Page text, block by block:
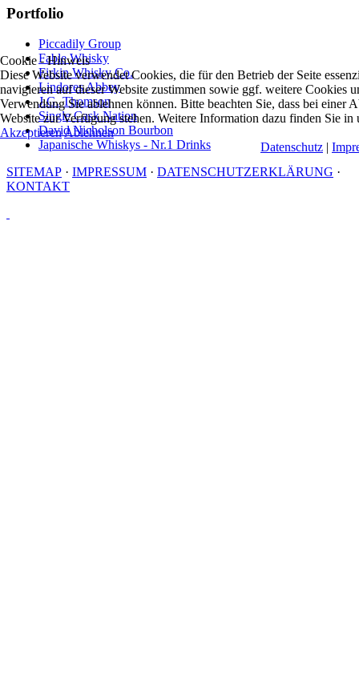
Portfolio
Piccadily Group
Fable Whisky
Firkin Whisky Co.
Lindores Abbey
J.G. Thomson
Single Cask Nation
David Nicholson Bourbon
Japanische Whiskys - Nr.1 Drinks
SITEMAP · IMPRESSUM · DATENSCHUTZERKLÄRUNG ·
KONTAKT
Cookie - Hinweis
Diese Website verwendet Cookies, die für den Betrieb der Seite
navigieren auf dieser Website zustimmen sowie ggf. weitere Cookies
Verwendung Sie ablehnen können. Bitte beachten Sie, dass bei einer
Website zur Verfügung stehen. Weitere Information dazu finden Sie in
AkzeptierenAblehnen
Datenschutz |